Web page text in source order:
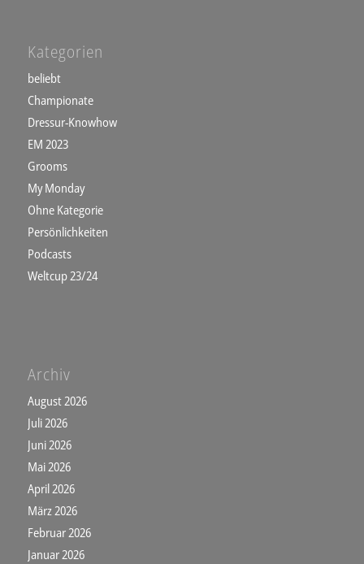
Kategorien
beliebt
Championate
Dressur-Knowhow
EM 2023
Grooms
My Monday
Ohne Kategorie
Persönlichkeiten
Podcasts
Weltcup 23/24
Archiv
August 2026
Juli 2026
Juni 2026
Mai 2026
April 2026
März 2026
Februar 2026
Januar 2026